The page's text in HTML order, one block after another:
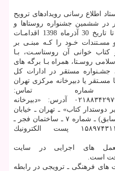
اطلاع رسانی رویدادهای ترویح
در ششمین جشنواره روستاها و
می توانند تا تاریخ 30 آذرماه 1398 اقدامـات
مسـتندات خـود را كـه مبنـی بر
كتاب خوانی آن روستاسـت، بـا
روسـتا، همراه بـا برگه های
جشـنواره مستقر در ادارات كل
مسـتقر یا دبیرخانه مركزی تهران
شماره تماس:
۰۲۱۸۸۸۶۱۳۲۴-۰۲۱۸۸۳۴۲۹۸۰-۰۲۱۸۸۳۴۲۹۷۹ آدرس: «دبیرخانه
كتاب» ـ تهران ـ خیابان
شهید مطهری ـ خیابان فجر (جم سابق) ـ شماره ۷ ـ ساختمان فجر ـ
طبقه ۵ كد پستی ۱۵۸۹۷۴۳۱۱۱ پست الكترونیك
های اجرایی در سایت
های فرهنگی ـ ترویجی در رابطه